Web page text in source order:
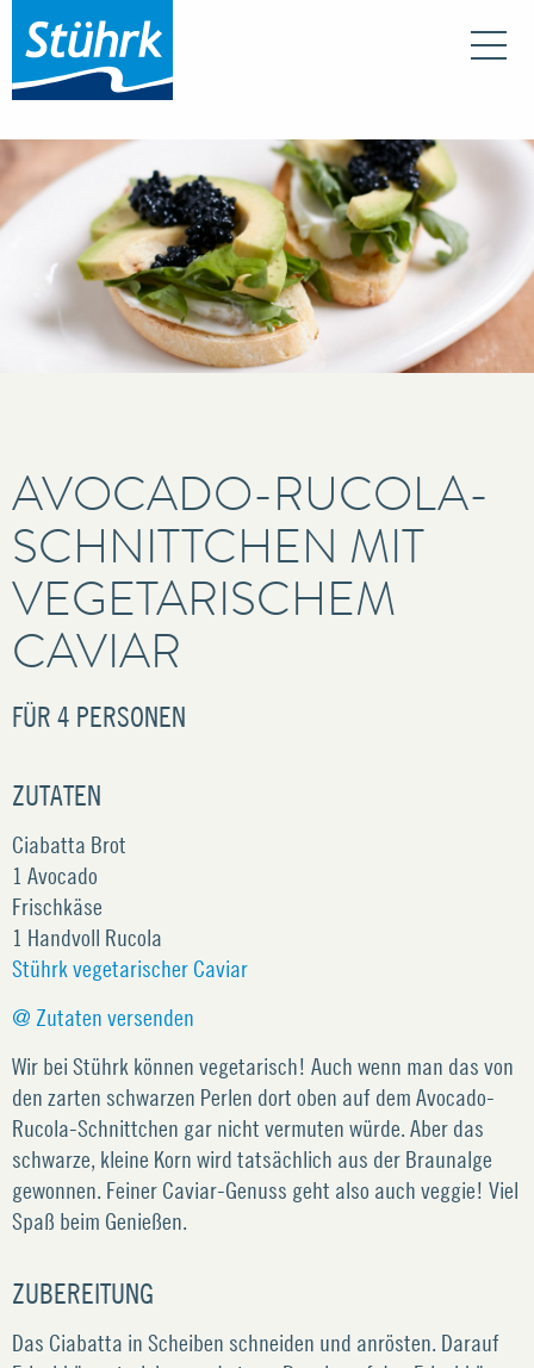
AVOCADO-RUCOLA-
SCHNITTCHEN MIT
VEGETARISCHEM
CAVIAR
FÜR 4 PERSONEN
ZUTATEN
Ciabatta Brot
1 Avocado
Frischkäse
1 Handvoll Rucola
Stührk vegetarischer Caviar
@ Zutaten versenden
Wir bei Stührk können vegetarisch! Auch wenn man das von
den zarten schwarzen Perlen dort oben auf dem Avocado-
Rucola-Schnittchen gar nicht vermuten würde. Aber das
schwarze, kleine Korn wird tatsächlich aus der Braunalge
gewonnen. Feiner Caviar-Genuss geht also auch veggie! Viel
Spaß beim Genießen.
ZUBEREITUNG
Das Ciabatta in Scheiben schneiden und anrösten. Darauf